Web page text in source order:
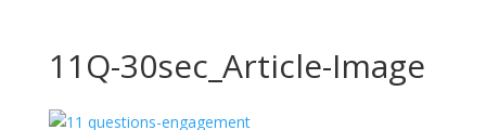
11Q-30sec_Article-Image